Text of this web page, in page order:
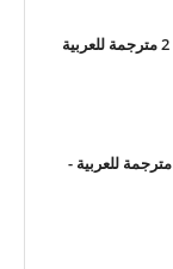
برنامج سفنتين في الغابة حلقة 1 مترجمة للعربية -